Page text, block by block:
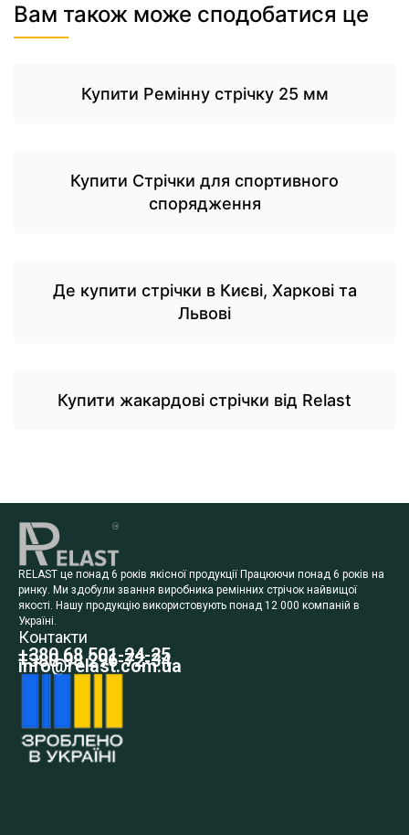
Вам також може сподобатися це
Купити Ремінну стрічку 25 мм
Купити Стрічки для спортивного
спорядження
Де купити стрічки в Києві, Харкові та
Львові
Купити жакардові стрічки від Relast
RELAST це понад 6 років якісної продукції Працюючи понад 6 років на
ринку. Ми здобули звання виробника ремінних стрічок найвищої
якості. Нашу продукцію використовують понад 12 000 компаній в
Україні.
Контакти
+380 68 501-24-25
+380 98 296-72-34
info@relast.com.ua